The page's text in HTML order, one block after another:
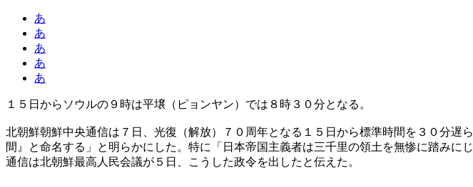
あ
あ
あ
あ
あ
１５日からソウルの９時は平壌（ピョンヤン）では８時３０分となる。
北朝鮮朝鮮中央通信は７日、光復（解放）７０周年となる１５日から標準時間を３０分
間』と命名する」と明らかにした。特に「日本帝国主義者は三千里の領土を無惨に踏み
通信は北朝鮮最高人民会議が５日、こうした政令を出したと伝えた。